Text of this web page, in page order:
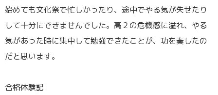
始めても文化祭で忙しかったり、途中でやる気が失せたり
して十分にできませんでした。高２の危機感に溢れ、やる
気があった時に集中して勉強できたことが、功を奏したの
だと思います。
合格体験記